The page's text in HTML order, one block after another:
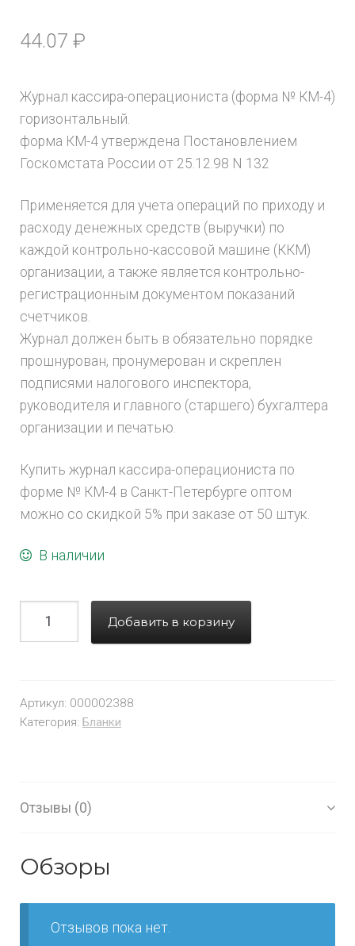
44.07 ₽
Журнал кассира-операциониста (форма № КМ-4)
горизонтальный.
форма КМ-4 утверждена Постановлением
Госкомстата России от 25.12.98 N 132
Применяется для учета операций по приходу и
расходу денежных средств (выручки) по
каждой контрольно-кассовой машине (ККМ)
организации, а также является контрольно-
регистрационным документом показаний
счетчиков.
Журнал должен быть в обязательно порядке
прошнурован, пронумерован и скреплен
подписями налогового инспектора,
руководителя и главного (старшего) бухгалтера
организации и печатью.
Купить журнал кассира-операциониста по
форме № КМ-4 в Санкт-Петербурге оптом
можно со скидкой 5% при заказе от 50 штук.
В наличии
Добавить в корзину
Артикул: 000002388
Категория: Бланки
Отзывы (0)
Обзоры
Отзывов пока нет.